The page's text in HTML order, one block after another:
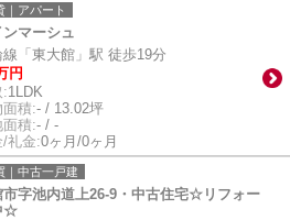
｜アパート
ンマーシュ
線「東大館」駅 徒歩19分
円
:1LDK
面積:- / 13.02坪
面積:- / -
/礼金:0ヶ月/0ヶ月
｜中古一戸建
市字池内道上26-9・中古住宅☆リフォー
☆